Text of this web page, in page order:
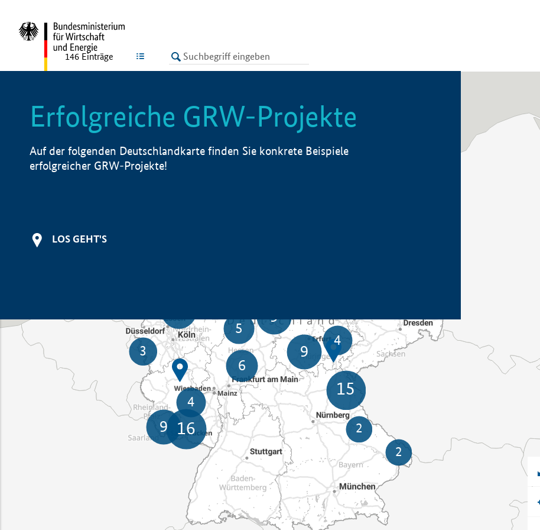
LISTE
146 Einträge
Erfolgreiche GRW-Projekte
Auf der folgenden Deutschlandkarte finden Sie konkrete Beispiele
erfolgreicher GRW-Projekte!
LOS GEHT'S